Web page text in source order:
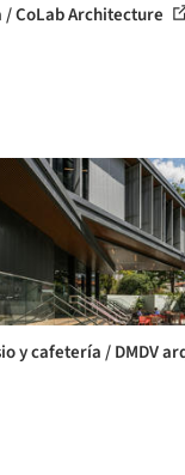
/ CoLab Architecture
y cafetería / DMDV